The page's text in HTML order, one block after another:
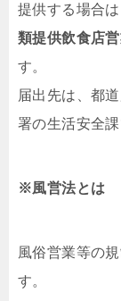
提供する場合は
類提供飲食店営
す。
届出先は、都
署の生活安全課
※風営法とは
風俗営業等の
す。